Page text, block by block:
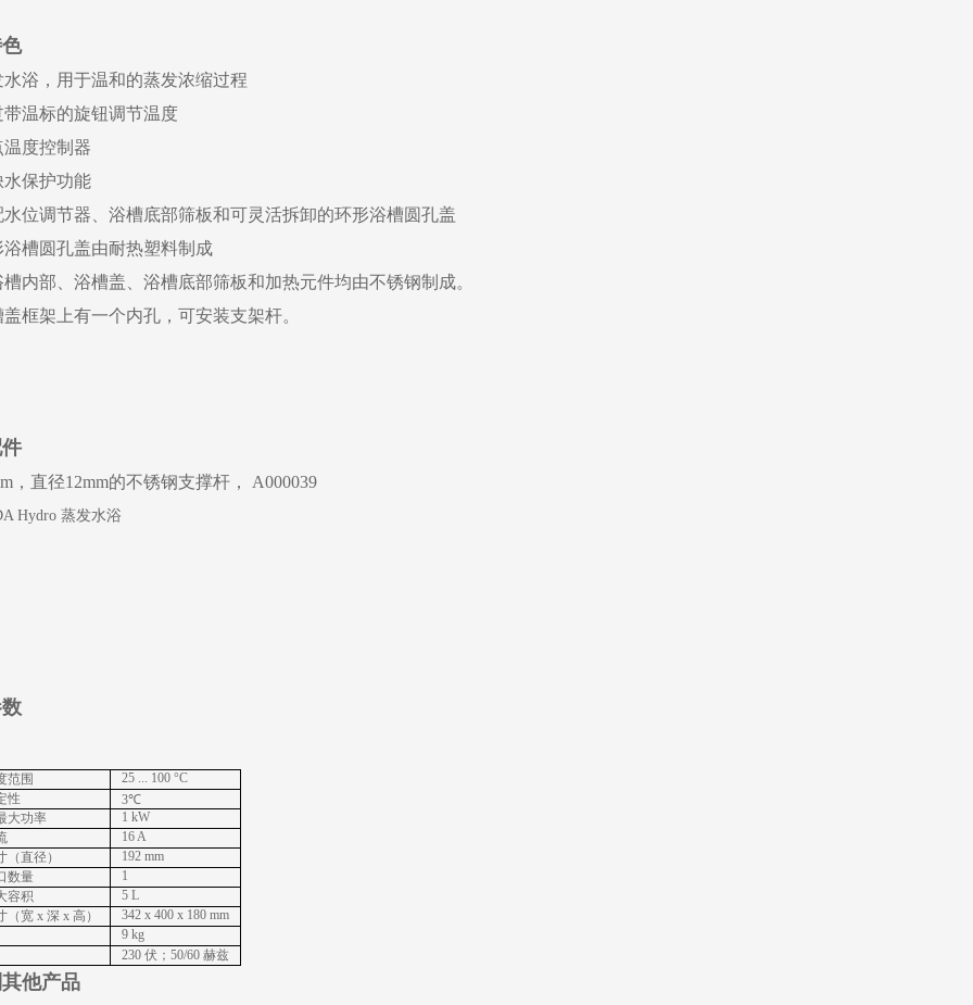
水浴，用于温和的蒸发浓缩过程
带温标的旋钮调节温度
温度控制器
水保护功能
水位调节器、浴槽底部筛板和可灵活拆卸的环形浴槽圆孔盖
浴槽圆孔盖由耐热塑料制成
内部、浴槽盖、 浴槽底部筛板和加热元件均由不锈钢制成。
框架上有一个内孔，可安装支架杆。
，直径12mm的不锈钢支撑杆， A000039
范围
25 ... 100 °C
性
3℃
大功率
1 kW
16 A
（直径）
192 mm
数量
1
容积
5 L
（宽 x 深 x 高）
342 x 400 x 180 mm
9 kg
230 伏；50/60 赫兹
他产品